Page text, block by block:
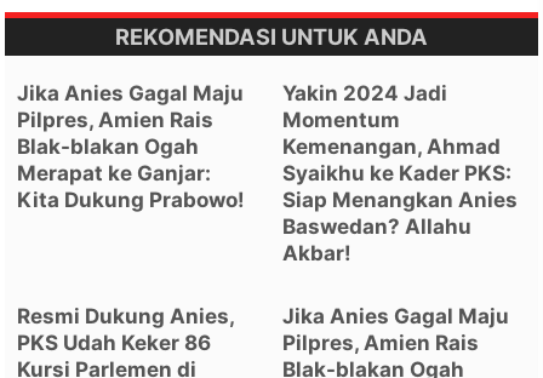
REKOMENDASI UNTUK ANDA
Jika Anies Gagal Maju
Pilpres, Amien Rais
Blak-blakan Ogah
Merapat ke Ganjar:
Kita Dukung Prabowo!
Yakin 2024 Jadi
Momentum
Kemenangan, Ahmad
Syaikhu ke Kader PKS:
Siap Menangkan Anies
Baswedan? Allahu
Akbar!
Resmi Dukung Anies,
PKS Udah Keker 86
Kursi Parlemen di
Jika Anies Gagal Maju
Pilpres, Amien Rais
Blak-blakan Ogah